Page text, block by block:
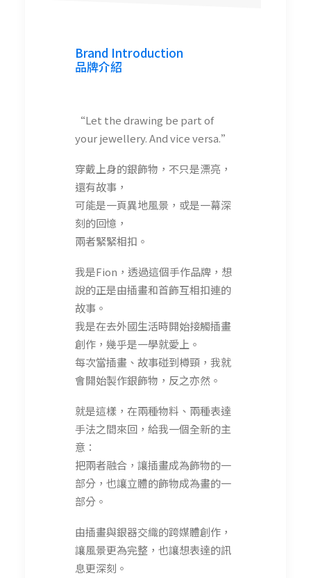
Brand Introduction
品牌介紹
“Let the drawing be part of
your jewellery. And vice versa.”
穿戴上身的銀飾物，不只是漂亮，
還有故事，
可能是一頁異地風景，或是一幕深
刻的回憶，
兩者緊緊相扣。
我是Fion，透過這個手作品牌，想
說的正是由插畫和首飾互相扣連的
故事。
我是在去外國生活時開始接觸插畫
創作，幾乎是一學就愛上。
每次當插畫、故事碰到樽頸，我就
會開始製作銀飾物，反之亦然。
就是這樣，在兩種物料、兩種表達
手法之間來回，給我一個全新的主
意：
把兩者融合，讓插畫成為飾物的一
部分，也讓立體的飾物成為畫的一
部分。
由插畫與銀器交織的跨媒體創作，
讓風景更為完整，也讓想表達的訊
息更深刻。